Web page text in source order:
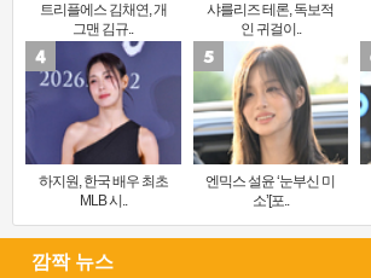
트리플에스 김채연, 개
그맨 김규..
샤를리즈 테론, 독보적
인 귀걸이..
하지원, 한국 배우 최초
MLB 시..
엔믹스 설윤 ‘눈부신 미
소’[포..
깜짝 뉴스